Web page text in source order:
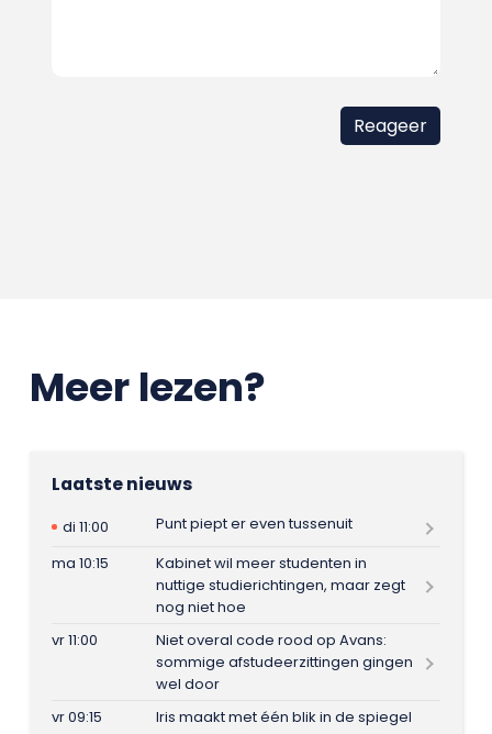
Meer lezen?
Laatste nieuws
di 11:00
Punt piept er even tussenuit
ma 10:15
Kabinet wil meer studenten in
nuttige studierichtingen, maar zegt
nog niet hoe
vr 11:00
Niet overal code rood op Avans:
sommige afstudeerzittingen gingen
wel door
vr 09:15
Iris maakt met één blik in de spiegel